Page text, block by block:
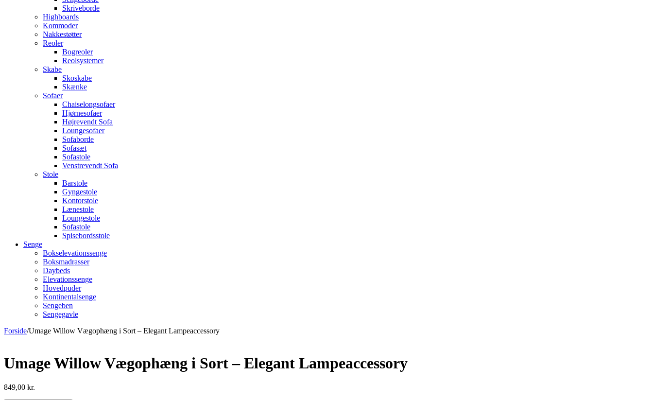
Skriveborde
Highboards
Kommoder
Nakkestøtter
Reoler
Bogreoler
Reolsystemer
Skabe
Skoskabe
Skænke
Sofaer
Chaiselongsofaer
Hjørnesofaer
Højrevendt Sofa
Loungesofaer
Sofaborde
Sofasæt
Sofastole
Venstrevendt Sofa
Stole
Barstole
Gyngestole
Kontorstole
Lænestole
Loungestole
Sofastole
Spisebordsstole
Senge
Bokselevationssenge
Boksmadrasser
Daybeds
Elevationssenge
Hovedpuder
Kontinentalsenge
Sengeben
Sengegavle
Forside/Umage Willow Vægophæng i Sort – Elegant Lampeaccessory
Umage Willow Vægophæng i Sort – Elegant Lampeaccessory
849,00 kr.